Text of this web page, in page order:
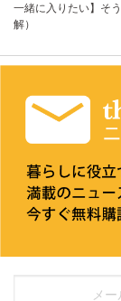
一緒に入りたい】そ
解）